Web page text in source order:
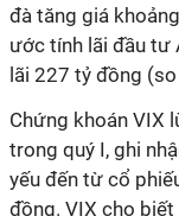
đà tăng giá
ước tính lãi đầu tư
lãi 227 tỷ đồng
Chứng khoán VIX
trong quý I, ghi
yếu đến từ cổ
đồng. VIX cho